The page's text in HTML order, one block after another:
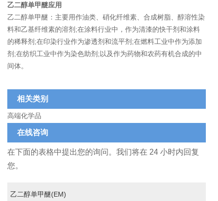
乙二醇单甲醚应用
乙二醇单甲醚：主要用作油类、硝化纤维素、合成树脂、醇溶性染
料和乙基纤维素的溶剂;在涂料行业中，作为清漆的快干剂和涂料
的稀释剂;在印染行业作为渗透剂和流平剂;在燃料工业中作为添加
剂;在纺织工业中作为染色助剂;以及作为药物和农药有机合成的中
间体。
相关类别
高端化学品
在线咨询
在下面的表格中提出您的询问。我们将在 24 小时内回复
您。